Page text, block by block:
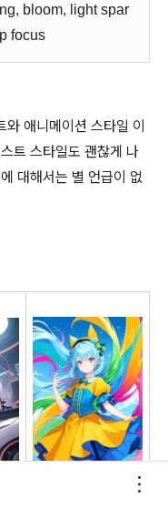
bloom, light spar
focus
애니메이션 스타일 이
트 스타일도 괜찮게 나
대해서는 별 언급이 없